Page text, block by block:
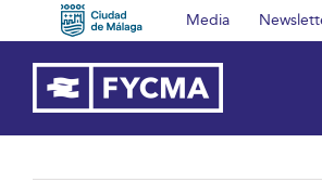
to
content
Media